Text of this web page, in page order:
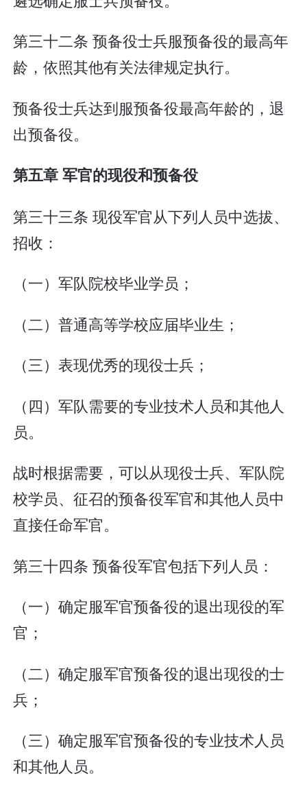
第三十二条 预备役士兵服预备役的最高年
龄，依照其他有关法律规定执行。
预备役士兵达到服预备役最高年龄的，退
出预备役。
第五章 军官的现役和预备役
第三十三条 现役军官从下列人员中选拔、
招收：
（一）军队院校毕业学员；
（二）普通高等学校应届毕业生；
（三）表现优秀的现役士兵；
（四）军队需要的专业技术人员和其他人
员。
战时根据需要，可以从现役士兵、军队院
校学员、征召的预备役军官和其他人员中
直接任命军官。
第三十四条 预备役军官包括下列人员：
（一）确定服军官预备役的退出现役的军
官；
（二）确定服军官预备役的退出现役的士
兵；
（三）确定服军官预备役的专业技术人员
和其他人员。